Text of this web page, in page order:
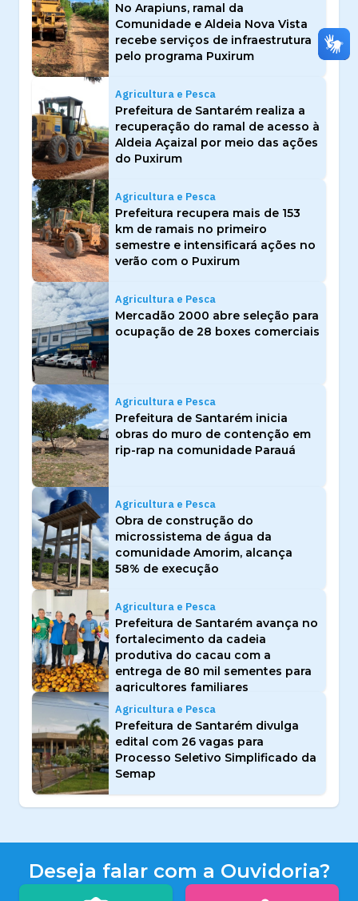
No Arapiuns, ramal da
Comunidade e Aldeia Nova Vista
recebe serviços de infraestrutura
pelo programa Puxirum
Agricultura e Pesca
Prefeitura de Santarém realiza a
recuperação do ramal de acesso à
Aldeia Açaizal por meio das ações
do Puxirum
Agricultura e Pesca
Prefeitura recupera mais de 153
km de ramais no primeiro
semestre e intensificará ações no
verão com o Puxirum
Agricultura e Pesca
Mercadão 2000 abre seleção para
ocupação de 28 boxes comerciais
Agricultura e Pesca
Prefeitura de Santarém inicia
obras do muro de contenção em
rip-rap na comunidade Parauá
Agricultura e Pesca
Obra de construção do
microssistema de água da
comunidade Amorim, alcança
58% de execução
Agricultura e Pesca
Prefeitura de Santarém avança no
fortalecimento da cadeia
produtiva do cacau com a
entrega de 80 mil sementes para
agricultores familiares
Agricultura e Pesca
Prefeitura de Santarém divulga
edital com 26 vagas para
Processo Seletivo Simplificado da
Semap
Deseja falar com a Ouvidoria?